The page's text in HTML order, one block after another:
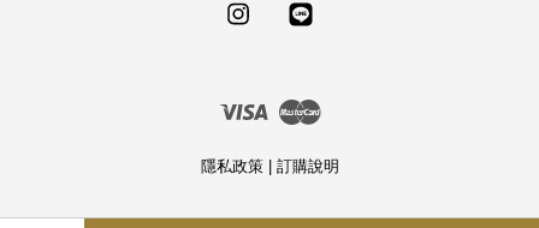
Instagram
Visa Master
隱私政策| 訂購說明